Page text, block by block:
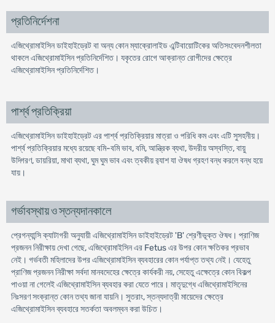
প্রতিনির্দেশনা
এজিথ্রোমাইসিন ডাইহাইড্রেট বা অন্য কোন ম্যাক্রোলাইড এন্টিবায়োটিকের অতিসংবেদনশীলতা
থাকলে এজিথ্রোমাইসিন প্রতিনির্দেশিত। যকৃতের রোগে আক্রান্ত রোগীদের ক্ষেত্রে
এজিথ্রোমাইসিন প্রতিনির্দেশিত।
পার্শ্ব প্রতিক্রিয়া
এজিথ্রোমাইসিন ডাইহাইড্রেট এর পার্শ্ব প্রতিক্রিয়ার মাত্রা ও পরিধি কম এবং এটি সুসহনীয়।
পার্শ্ব প্রতিক্রিয়ার মধ্যে রয়েছে বমি-বমি ভাব, বমি, আন্ত্রিক ব্যথা, উদরীয় অস্বস্তি, বায়ু
উদ্গিরণ, ডায়রিয়া, মাথা ব্যথা, ঘুম ঘুম ভাব এবং ত্বকীয় র‌্যাশ যা ঔষধ গ্রহণ বন্ধ করলে বন্ধ হয়ে
যায়।
গর্ভাবস্থায় ও স্তন্যদানকালে
প্রেগন্যান্সি ক্যাটাগরী অনুযায়ী এজিথ্রোমাইসিন ডাইহাইড্রেট 'B' শ্রেণীভূক্ত ঔষধ। প্রাণিজ
প্রজনন নিরীক্ষায় দেখা গেছে, এজিথ্রোমাইসিন এর Fetus এর উপর কোন ক্ষতিকর প্রভাব
নেই। গর্ভবতী মহিলাদের উপর এজিথ্রোমাইসিন ব্যবহারের কোন পর্যাপ্ত তথ্য নেই। যেহেতু
প্রাণিজ প্রজনন নিরীক্ষা সর্বদা মানবদেহের ক্ষেত্রে কার্যকরী নয়, সেহেতু এক্ষেত্রে কোন বিকল্প
পাওয়া না গেলেই এজিথ্রোমাইসিন ব্যবহার করা যেতে পারে। মাতৃদুগ্ধে এজিথ্রোমাইসিনের
নিঃসরণ সংক্রান্ত কোন তথ্য জানা যায়নি। সুতরাং, স্তন্যদাত্রী মায়েদের ক্ষেত্রে
এজিথ্রোমাইসিন ব্যবহারে সতর্কতা অবলম্বন করা উচিত।